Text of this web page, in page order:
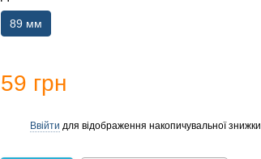
89 мм
59 грн
Ввійти для відображення накопичувальної знижки